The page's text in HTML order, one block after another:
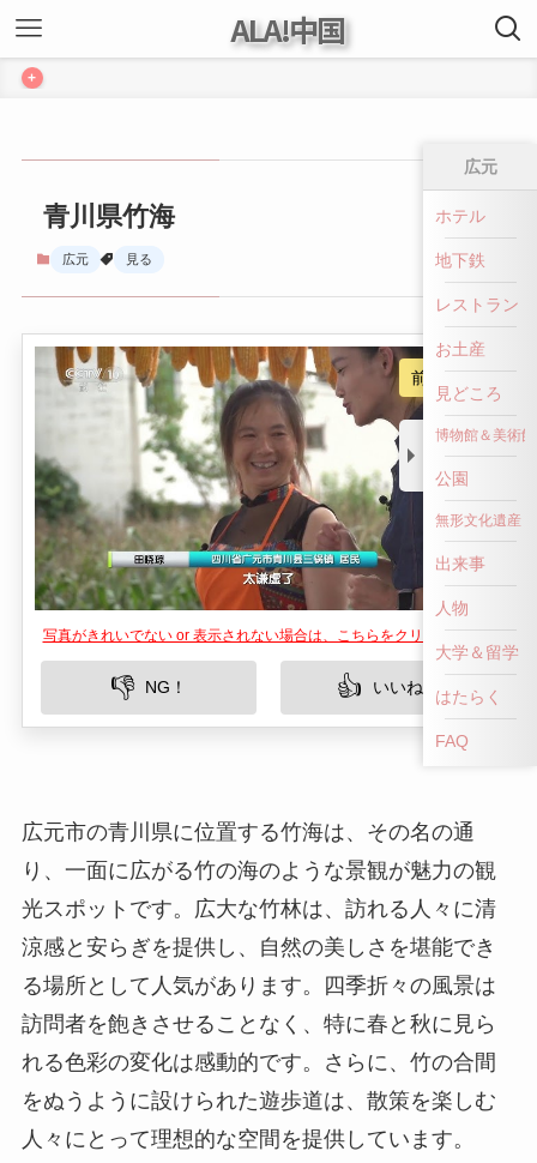
ALA!中国
+
青川県竹海
広元 見る
前へ戻る
写真がきれいでない or 表示されない場合は、こちらをクリックして！
👎 NG！ 👍 いいね！
広元市の青川県に位置する竹海は、その名の通
り、一面に広がる竹の海のような景観が魅力の観
光スポットです。広大な竹林は、訪れる人々に清
涼感と安らぎを提供し、自然の美しさを堪能でき
る場所として人気があります。四季折々の風景は
訪問者を飽きさせることなく、特に春と秋に見ら
れる色彩の変化は感動的です。さらに、竹の合間
をぬうように設けられた遊歩道は、散策を楽しむ
人々にとって理想的な空間を提供しています。
広元
ホテル
地下鉄
レストラン
お土産
見どころ
博物館＆美術館
公園
無形文化遺産
出来事
人物
大学＆留学
はたらく
FAQ